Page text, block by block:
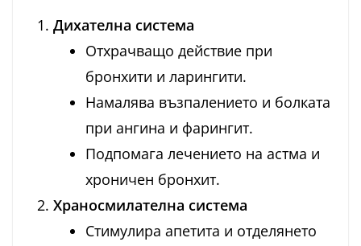
Дихателна система
Отхрачващо действие при
бронхити и ларингити.
Намалява възпалението и болката
при ангина и фарингит.
Подпомага лечението на астма и
хроничен бронхит.
Храносмилателна система
Стимулира апетита и отделянето